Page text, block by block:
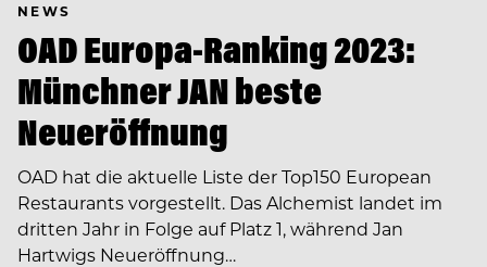
NEWS
OAD Europa-Ranking 2023:
Münchner JAN beste
Neueröffnung
OAD hat die aktuelle Liste der Top150 European
Restaurants vorgestellt. Das Alchemist landet im
dritten Jahr in Folge auf Platz 1, während Jan
Hartwigs Neueröffnung…